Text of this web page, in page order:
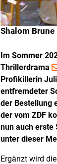
Shalom
Im Sommer
Thrillerdrama
Profikillerin
entfremdeter
der Bestellung
der vom ZDF
nun auch erste
unter dieser
Ergänzt wird